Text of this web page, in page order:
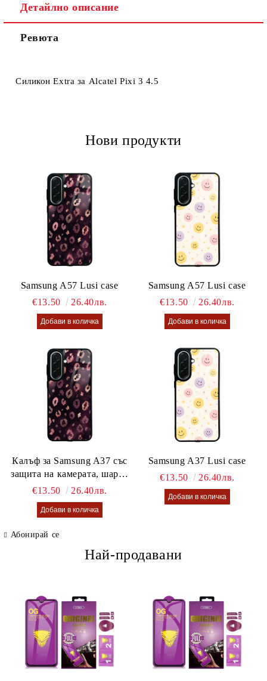
Детайлно описание
Ревюта
Силикон Extra за Alcatel Pixi 3 4.5
Нови продукти
Samsung A57 Lusi case
€13.50
26.40лв.
Samsung A57 Lusi case
€13.50
26.40лв.
Калъф за Samsung A37 със
защита на камерата, шарен
калъф Lusi case
€13.50 26.40лв.
Samsung A37 Lusi case
€13.50
26.40лв.
Абонирай се
Най-продавани